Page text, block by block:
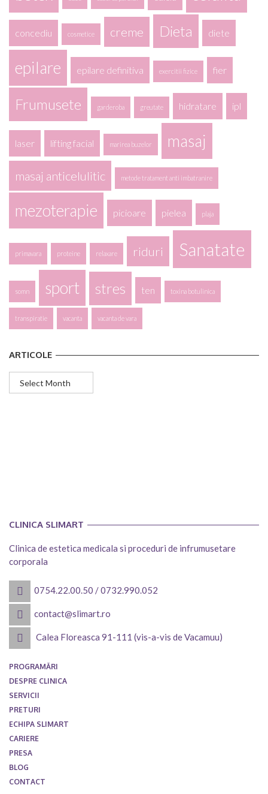
concediu cosmetice creme Dieta diete
epilare epilare definitiva exercitii fizice fier
Frumusete garderoba greutate hidratare ipl
laser lifting facial marirea buzelor masaj
masaj anticelulitic metode tratament anti imbatranire
mezoterapie picioare pielea plaja
primavara proteine relaxare riduri Sanatate
somn sport stres ten toxina botulinica
transpiratie vacanta vacanta de vara
ARTICOLE
Articole
CLINICA SLIMART
Clinica de estetica medicala si proceduri de infrumusetare
corporala
0754.22.00.50 /0732.990.052
contact@slimart.ro
Calea Floreasca 91-111 (vis-a-vis de Vacamuu)
PROGRAMĂRI
DESPRE CLINICA
SERVICII
PRETURI
ECHIPA SLIMART
CARIERE
PRESA
BLOG
CONTACT